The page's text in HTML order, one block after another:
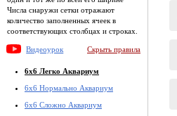
Числа снаружи сетки отражают
количество заполненных ячеек в
соответствующих столбцах и строках.
Видеоурок Скрыть правила
6x6 Легко Аквариум
6x6 Нормально Аквариум
6x6 Сложно Аквариум